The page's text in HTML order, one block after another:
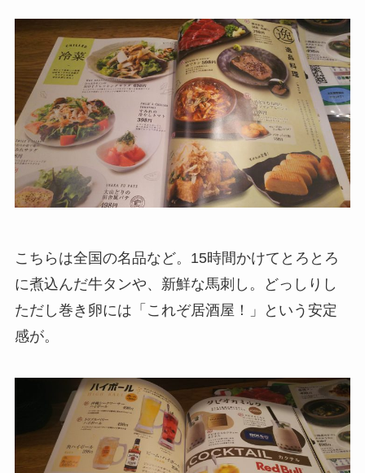
こちらは全国の名品など。15時間かけてとろとろ
に煮込んだ牛タンや、新鮮な馬刺し。どっしりし
ただし巻き卵には「これぞ居酒屋！」という安定
感が。